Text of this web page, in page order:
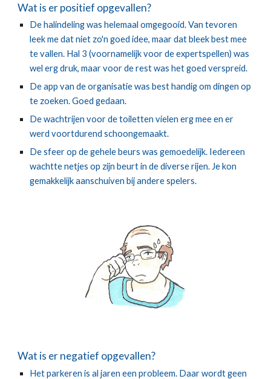
Wat is er positief opgevallen?
De halindeling was helemaal omgegooid. Van tevoren
leek me dat niet zo'n goed idee, maar dat bleek best mee
te vallen. Hal 3 (voornamelijk voor de expertspellen) was
wel erg druk, maar voor de rest was het goed verspreid.
De app van de organisatie was best handig om dingen op
te zoeken. Goed gedaan.
De wachtrijen voor de toiletten vielen erg mee en er
werd voortdurend schoongemaakt.
De sfeer op de gehele beurs was gemoedelijk. Iedereen
wachtte netjes op zijn beurt in de diverse rijen. Je kon
gemakkelijk aanschuiven bij andere spelers.
Wat is er negatief opgevallen?
Het parkeren is al jaren een probleem. Daar wordt geen